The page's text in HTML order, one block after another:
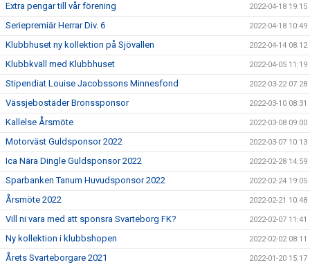
Extra pengar till vår förening 2022-04-18 19:15
Seriepremiär Herrar Div. 6 2022-04-18 10:49
Klubbhuset ny kollektion på Sjövallen 2022-04-14 08:12
Klubbkväll med Klubbhuset 2022-04-05 11:19
Stipendiat Louise Jacobssons Minnesfond 2022-03-22 07:28
Vässjebostäder Bronssponsor 2022-03-10 08:31
Kallelse Årsmöte 2022-03-08 09:00
Motorväst Guldsponsor 2022 2022-03-07 10:13
Ica Nära Dingle Guldsponsor 2022 2022-02-28 14:59
Sparbanken Tanum Huvudsponsor 2022 2022-02-24 19:05
Årsmöte 2022 2022-02-21 10:48
Vill ni vara med att sponsra Svarteborg FK? 2022-02-07 11:41
Ny kollektion i klubbshopen 2022-02-02 08:11
Årets Svarteborgare 2021 2022-01-20 15:17